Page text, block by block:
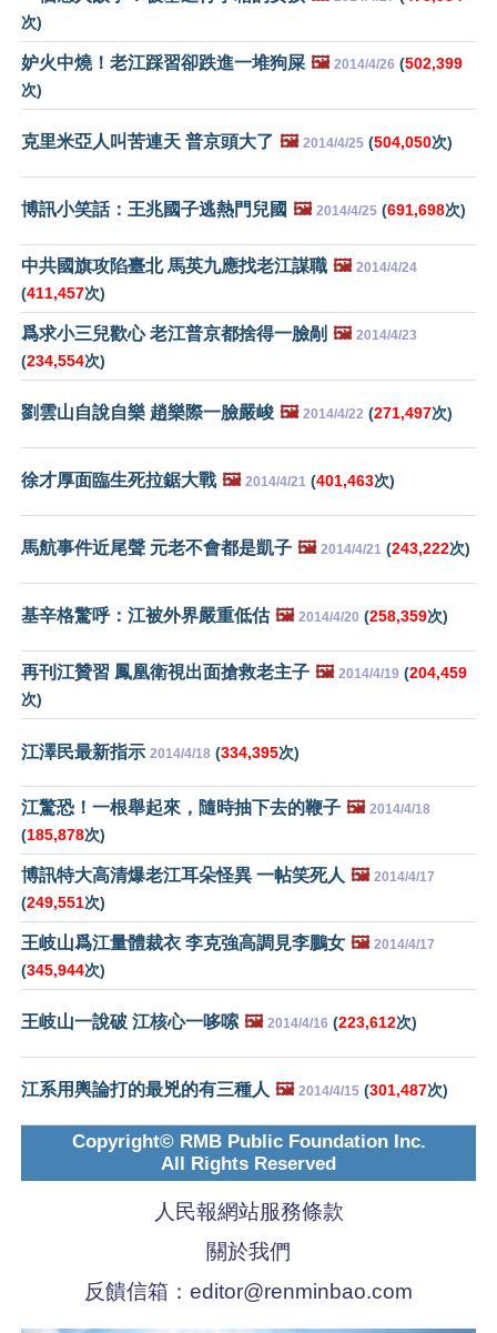
次)
妒火中燒！老江踩習卻跌進一堆狗屎 🖼️ 2014/4/26 (502,399
次)
克里米亞人叫苦連天 普京頭大了 🖼️ 2014/4/25 (504,050次)
博訊小笑話：王兆國子逃熱門兒國 🖼️ 2014/4/25 (691,698次)
中共國旗攻陷臺北 馬英九應找老江謀職 🖼️ 2014/4/24
(411,457次)
爲求小三兒歡心 老江普京都捨得一臉剮 🖼️ 2014/4/23
(234,554次)
劉雲山自說自樂 趙樂際一臉嚴峻 🖼️ 2014/4/22 (271,497次)
徐才厚面臨生死拉鋸大戰 🖼️ 2014/4/21 (401,463次)
馬航事件近尾聲 元老不會都是凱子 🖼️ 2014/4/21 (243,222次)
基辛格驚呼：江被外界嚴重低估 🖼️ 2014/4/20 (258,359次)
再刊江贊習 鳳凰衛視出面搶救老主子 🖼️ 2014/4/19 (204,459
次)
江澤民最新指示 2014/4/18 (334,395次)
江驚恐！一根舉起來，隨時抽下去的鞭子 🖼️ 2014/4/18
(185,878次)
博訊特大高清爆老江耳朵怪異 一帖笑死人 🖼️ 2014/4/17
(249,551次)
王岐山爲江量體裁衣 李克強高調見李鵬女 🖼️ 2014/4/17
(345,944次)
王岐山一說破 江核心一哆嗦 🖼️ 2014/4/16 (223,612次)
江系用輿論打的最兇的有三種人 🖼️ 2014/4/15 (301,487次)
Copyright© RMB Public Foundation Inc.
All Rights Reserved
人民報網站服務條款
關於我們
反饋信箱： editor@renminbao.com